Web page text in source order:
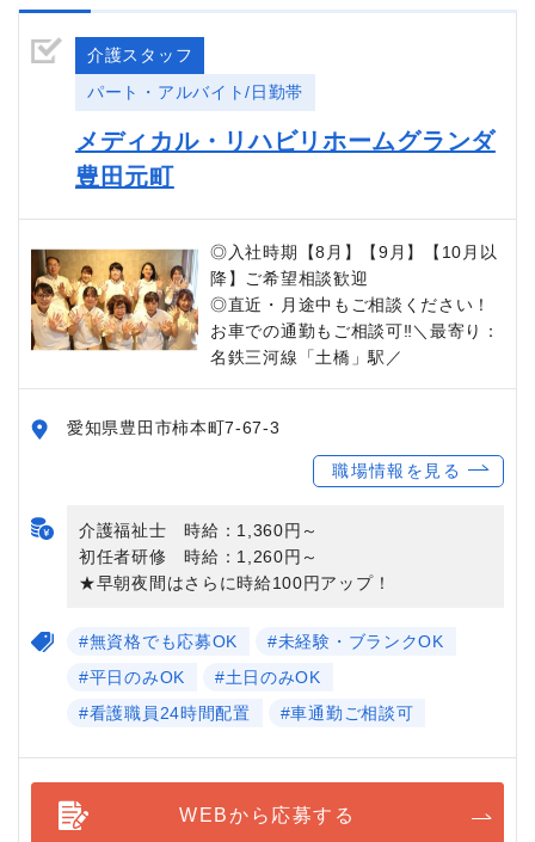
介護スタッフ
パート・アルバイト/日勤帯
メディカル・リハビリホームグランダ
豊田元町
◎入社時期【8月】【9月】【10月以
降】ご希望相談歓迎
◎直近・月途中もご相談ください！
お車での通勤もご相談可‼＼最寄り：
名鉄三河線「土橋」駅／
愛知県豊田市柿本町7-67-3
職場情報を見る
介護福祉士 時給：1,360円～
初任者研修 時給：1,260円～
★早朝夜間はさらに時給100円アップ！
#無資格でも応募OK
#未経験・ブランクOK
#平日のみOK
#土日のみOK
#看護職員24時間配置
#車通勤ご相談可
WEBから応募する